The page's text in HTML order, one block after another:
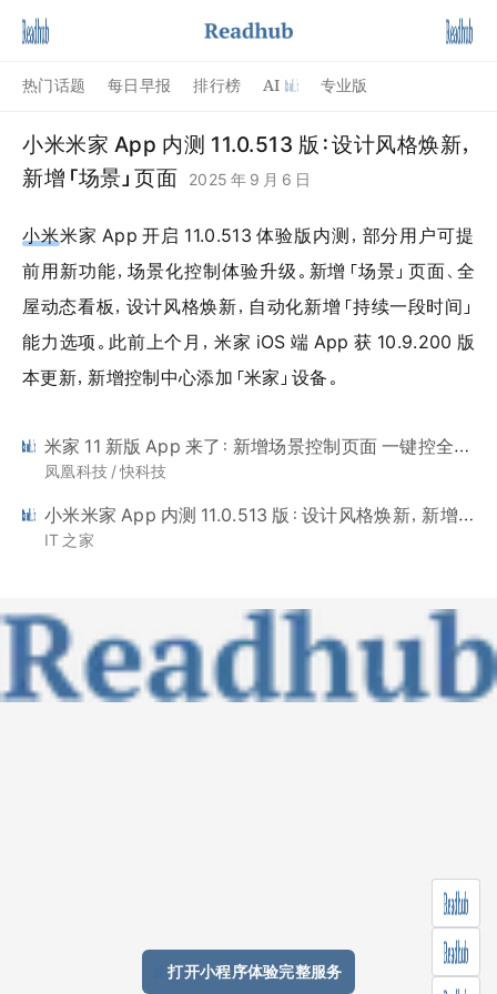
热门话题 每日早报 排行榜 AI 专业版
小米米家 App 内测 11.0.513 版：设计风格焕新，
新增「场景」页面
2025 年 9 月 6 日
小米米家 App 开启 11.0.513 体验版内测，部分用户可提
前用新功能，场景化控制体验升级。新增「场景」页面、全
屋动态看板，设计风格焕新，自动化新增「持续一段时间」
能力选项。此前上个月，米家 iOS 端 App 获 10.9.200 版
本更新，新增控制中心添加「米家」设备。
米家 11 新版 App 来了：新增场景控制页面 一键控全屋
凤凰科技 / 快科技
小米米家 App 内测 11.0.513 版：设计风格焕新，新增「场景」页面
IT 之家
打开小程序体验完整服务